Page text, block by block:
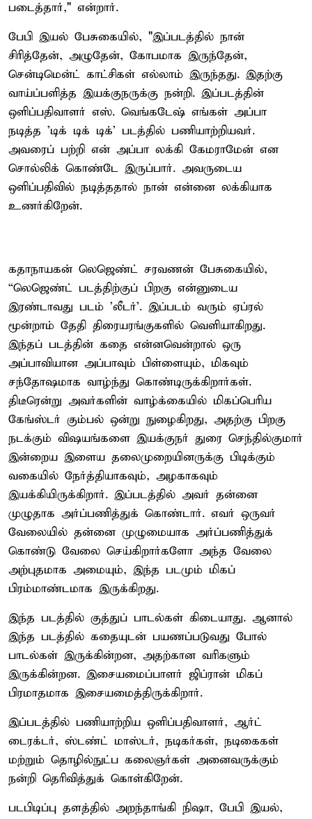
படைத்தார்," என்றார்.
பேபி இயல் பேசுகையில், "இப்படத்தில் நான்
சிரித்தேன், அழுதேன், கோபமாக இருந்தேன்,
சென்டிமென்ட் காட்சிகள் எல்லாம் இருந்தது. இதற்கு
வாய்ப்பளித்த இயக்குநருக்கு நன்றி. இப்படத்தின்
ஒளிப்பதிவாளர் எஸ். வெங்கடேஷ் எங்கள் அப்பா
நடித்த 'டிக் டிக் டிக்' படத்தில் பணியாற்றியவர்.
அவரைப் பற்றி என் அப்பா லக்கி கேமராமேன் என
சொல்லிக் கொண்டே இருப்பார். அவருடைய
ஒளிப்பதிவில் நடித்ததால் நான் என்னை லக்கியாக
உணர்கிறேன்.
கதாநாயகன் லெஜெண்ட் சரவணன் பேசுகையில்,
“லெஜெண்ட் படத்திற்குப் பிறகு என்னுடைய
இரண்டாவது படம் 'லீடர்'. இப்படம் வரும் ஏப்ரல்
மூன்றாம் தேதி திரையரங்குகளில் வெளியாகிறது.
இந்தப் படத்தின் கதை என்னவென்றால் ஒரு
அப்பாவியான அப்பாவும் பிள்ளையும், மிகவும்
சந்தோஷமாக வாழ்ந்து கொண்டிருக்கிறார்கள்.
திடீரென்று அவர்களின் வாழ்க்கையில் மிகப்பெரிய
கேங்ஸ்டர் கும்பல் ஒன்று நுழைகிறது, அதற்கு பிறகு
நடக்கும் விஷயங்களை இயக்குந‌ர் துரை செந்தில்குமார்
இன்றைய இளைய தலைமுறையினருக்கு பிடிக்கும்
வகையில் நேர்த்தியாகவும், அழகாகவும்
இயக்கியிருக்கிறார். இப்படத்தில் அவர் தன்னை
முழுதாக அர்ப்பணித்துக் கொண்டார். எவர் ஒருவர்
வேலையில் தன்னை முழுமையாக அர்ப்பணித்துக்
கொண்டு வேலை செய்கிறார்களோ அந்த வேலை
அற்புதமாக அமையும், இந்த படமும் மிகப்
பிரம்மாண்டமாக இருக்கிறது.‌
இந்த படத்தில் குத்துப் பாடல்கள் கிடையாது. ஆனால்
இந்த படத்தில் கதையுடன் பயணப்படுவது போல்
பாடல்கள் இருக்கின்றன, அதற்கான வரிகளும்
இருக்கின்றன‌. இசையமைப்பாளர் ஜிப்ரான் மிகப்
பிரமாதமாக இசையமைத்திருக்கிறார்.‌
இப்படத்தில் பணியாற்றிய ஒளிப்பதிவாளர், ஆர்ட்
டைரக்டர், ஸ்டண்ட் மாஸ்டர், நடிகர்கள், நடிகைகள்
மற்றும் தொழில்நுட்ப கலைஞர்கள் அனைவருக்கும்
நன்றி தெரிவித்துக் கொள்கிறேன்.
படபிடிப்பு தளத்தில் அறந்தாங்கி நிஷா, பேபி இயல்,